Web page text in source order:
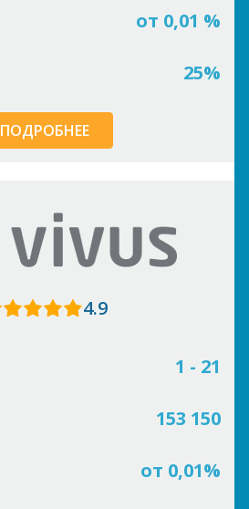
от 0,01 %
25%
ПОДРОБНЕЕ
4.9
1 - 21
153 150
от 0,01%